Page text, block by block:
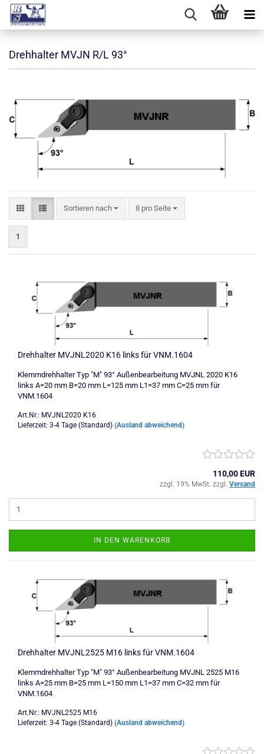
Drehhalter MVJN R/L 93°
Sortieren nach
Sortieren nach 8 pro Seite
pro Seite
1
Drehhalter MVJNL2020 K16 links für VNM.1604
Klemmdrehhalter Typ "M" 93° Außenbearbeitung MVJNL 2020 K16
links A=20 mm B=20 mm L=125 mm L1=37 mm C=25 mm für
VNM.1604
Art.Nr.: MVJNL2020 K16
Lieferzeit: 3-4 Tage (Standard) (Ausland abweichend)
110,00 EUR
zzgl. 19% MwSt. zzgl. Versand
IN DEN WARENKORB
Drehhalter MVJNL2525 M16 links für VNM.1604
Klemmdrehhalter Typ "M" 93° Außenbearbeitung MVJNL 2525 M16
links A=25 mm B=25 mm L=150 mm L1=37 mm C=32 mm für
VNM.1604
Art.Nr.: MVJNL2525 M16
Lieferzeit: 3-4 Tage (Standard) (Ausland abweichend)